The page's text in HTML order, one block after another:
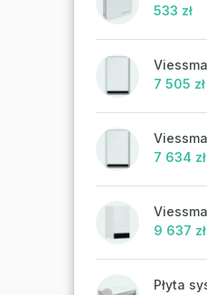
533 zł
7 505 zł
7 634 zł
9 637 zł